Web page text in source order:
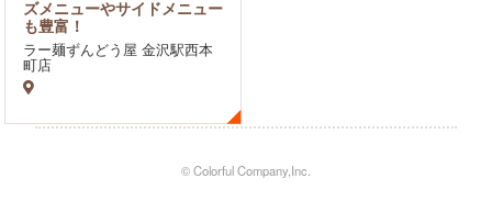
ズメニューやサイドメニュー
も豊富！
ラー麺ずんどう屋 金沢駅西本
町店
© Colorful Company,Inc.